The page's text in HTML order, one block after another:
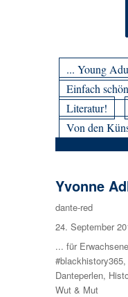
... Young
Einfach
Literatur!
Von den
Yvonne
Autor
dante-red
Veröffentlicht
am
24. September
Kategorien
... für Erwachsene
#blackhistory365,
Danteperlen,
Wut & Mut